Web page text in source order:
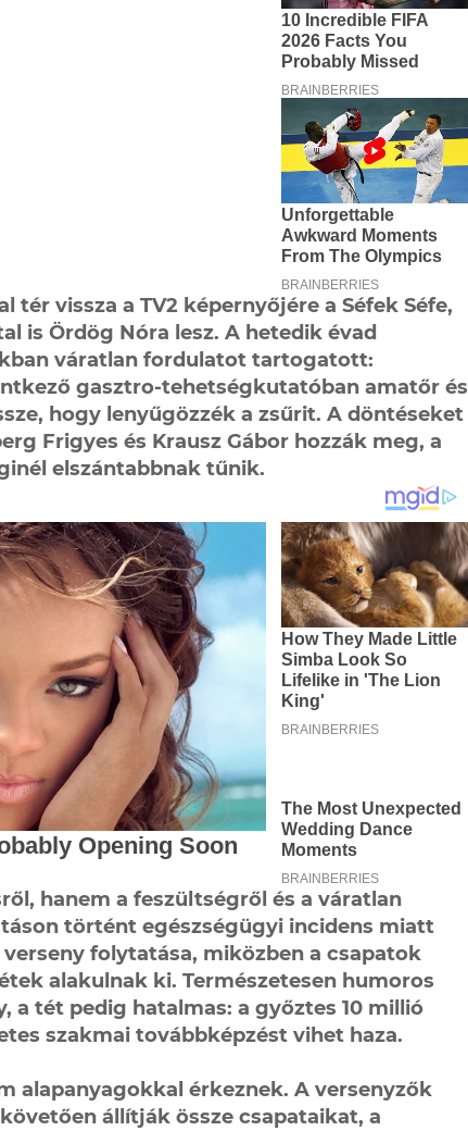
tér vissza a TV2 képernyőjére a Séfek Séfe,
is Ördög Nóra lesz. A hetedik évad
váratlan fordulatot tartogatott:
gasztro-tehetségkutatóban amatőr és
hogy lenyűgözzék a zsűrit. A döntéseket
Frigyes és Krausz Gábor hozzák meg, a
elszántabbnak tűnik.
hanem a feszültségről és a váratlan
történt egészségügyi incidens miatt
folytatása, miközben a csapatok
alakulnak ki. Természetesen humoros
a tét pedig hatalmas: a győztes 10 millió
szakmai továbbképzést vihet haza.
alapanyagokkal érkeznek. A versenyzők
állítják össze csapataikat, a